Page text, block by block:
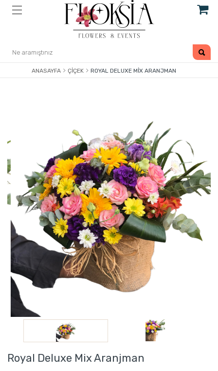
ANASAYFA ÇIÇEK ROYAL DELUXE MIX ARANJMAN
Royal Deluxe Mix Aranjman